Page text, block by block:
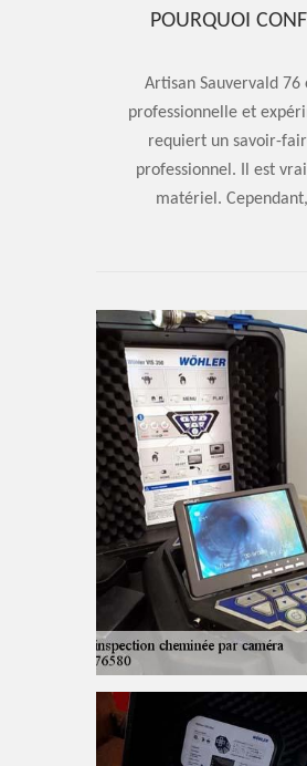
POURQUOI
Artisan Sauvervald
professionnelle et
requiert un savoir-
professionnel. Il est
matériel.